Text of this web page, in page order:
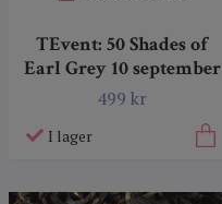
TEvent: 50 Shades of
Earl Grey 10 september
499 kr
I lager